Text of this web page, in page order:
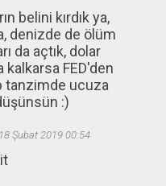
belini kırdık ya,
denizde de ölüm
da açtık, dolar
kalkarsa FED'den
tanzimde ucuza
:)
18 Şubat 2019 00:54